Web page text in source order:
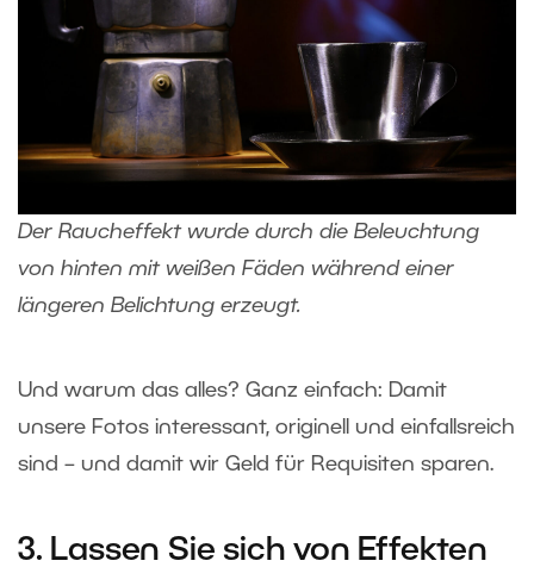
Der Raucheffekt wurde durch die Beleuchtung
von hinten mit weißen Fäden während einer
längeren Belichtung erzeugt.
Und warum das alles? Ganz einfach: Damit
unsere Fotos interessant, originell und einfallsreich
sind – und damit wir Geld für Requisiten sparen.
3. Lassen Sie sich von Effekten